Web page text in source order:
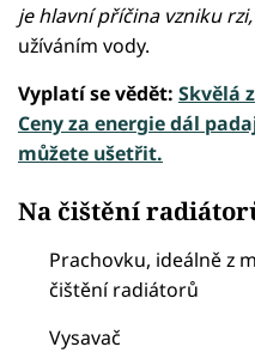
je hlavní příčina vzniku
užíváním vody.
Vyplatí se vědět: Skvělá
Ceny za energie dál
můžete ušetřit.
Na čištění
Prachovku, ideálně z
čištění radiátorů
Vysavač